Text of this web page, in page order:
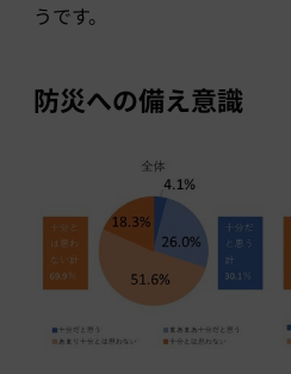
うです。
防災への備え意識